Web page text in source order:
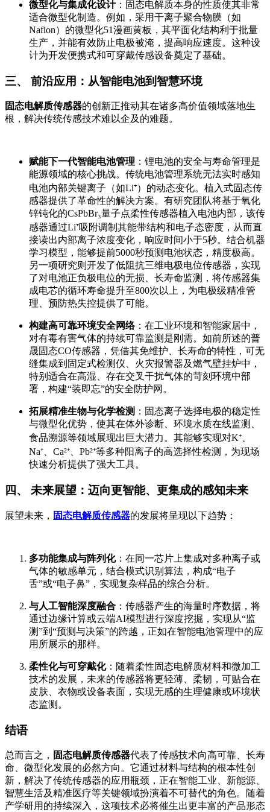
微型化与集成化设计：固态电解质本身的性质使其非常
适合微型化制造。例如，采用干离子聚合物膜（如
Nafion）的微型化51漫画黄板，其平面化结构利于批量
生产，并能有效防止电极被淹，提高响应速度。这种设
计为开发便携式和可穿戴传感设备奠定了基础。
三、 前沿应用：从智能电池到智慧环境
固态电解质传感器的创新正推动其在诸多高价值领域落地生
根，解决传统传感技术难以企及的难题。
赋能下一代智能电池管理 ：锂电池的安全与寿命管理是
能源领域的核心挑战。传统电池管理系统无法实时感知
电池内部关键离子（如Li⁺）的动态变化。植入式固态传
感器提供了革命性的解决方案。有研究团队将基于氧化
锌钝化的CsPbBr₃量子点柔性传感器植入电池内部，该传
感器通过Li⁺吸附调制其能带结构和电子态密度，从而直
接读出内部离子浓度变化，响应时间小于5秒。结合机器
学习模型，能够提前5000秒预测电池状态，精度极高。
另一项研究则开发了低阻抗三维电极电位传感器，实现
了对电池正负极电位的无损、长寿命监测，将传感器集
成电芯的循环寿命提升至800次以上，为电极级精准管
理、预防热失控提供了可能。
构建高可靠环境安全网络：在工业环境和智能家居中，
对有毒有害气体的持续可靠监测是刚需。如前所述的普
晟固态CO传感器，凭借其免维护、长寿命的特性，可无
缝集成到固定式检测仪、火灾报警器及燃气壁挂炉中，
特别适合在高湿、存在交叉干扰气体的苛刻环境中部
署，构建“装即忘”的安全防护网。
拓展精准生物与化学检测 ：固态离子选择电极的稳定性
与微型化优势，使其在体外诊断、环境水质在线监测、
食品溯源等领域展现出巨大潜力。其能够实现对K⁺、
Na⁺、Ca²⁺、Pb²⁺等多种阳离子的高选择性检测，为现场
快速分析提供了强大工具。
四、 未来展望：迈向更智能、更集成的感知未来
展望未来， 固态电解质传感器的发展将呈现以下趋势：
多功能集成与阵列化：在同一芯片上集成对多种离子或
气体的敏感单元，结合模式识别算法，构成“电子
舌”或“电子鼻”，实现复杂样品的综合分析。
与人工智能深度融合 ：传感器产生的海量时序数据，将
通过边缘计算或云端AI模型进行深度挖掘，实现从“监
测”到“预测与决策”的跨越，正如在智能电池管理中的应
用所展示的那样。
柔性化与可穿戴化：随着柔性固态电解质材料和微加工
技术的发展，未来的传感器将更轻薄、柔韧，可贴合在
皮肤、衣物或设备表面，实现无感的生理健康或环境状
态监测。
结语
总而言之， 固态电解质传感器代表了传感技术向高可靠、长寿
命、微型化发展的必然方向。它通过材料与结构的根本性创
新，解决了传统传感器的应用瓶颈，正在智能工业、新能源、
智慧生活及精准医疗等关键领域扮演着不可替代的角色。随着
产学研用的持续深入，这项技术必将催生出更丰富的产品形态